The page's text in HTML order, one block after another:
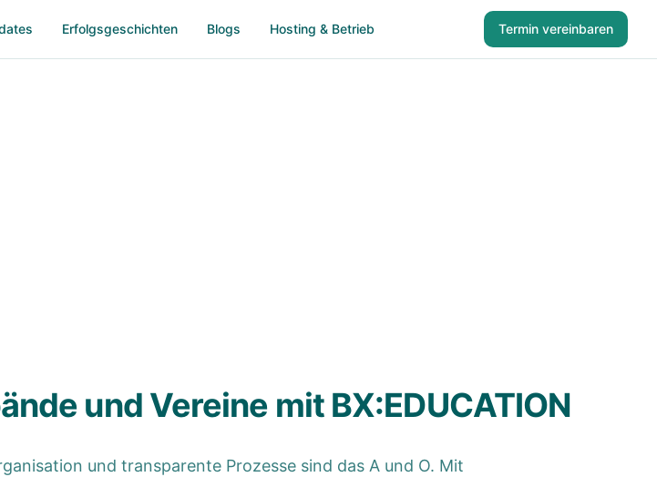
Erfolgsgeschichten Blogs Hosting & Betrieb Termin vereinbaren
und Vereine mit BX:EDUCATION
und transparente Prozesse sind das A und O. Mit